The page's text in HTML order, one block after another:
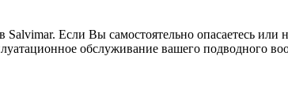
Если Вы самостоятельно опасаетесь или
обслуживание вашего подводного